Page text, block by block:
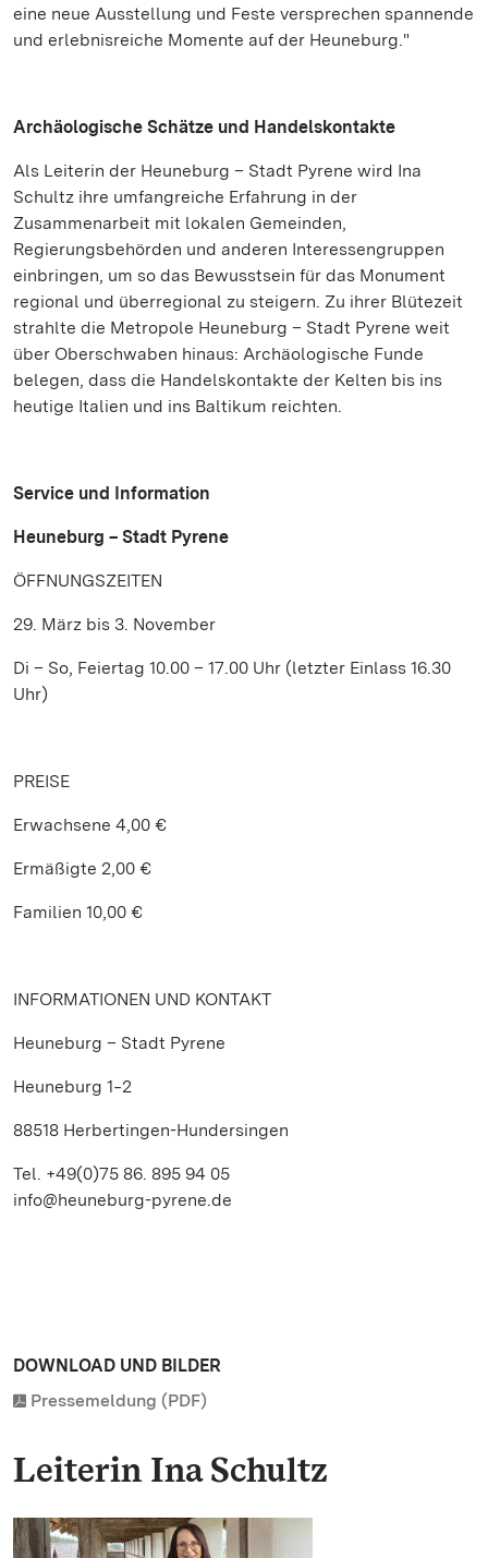
eine neue Ausstellung und Feste versprechen spannende
und erlebnisreiche Momente auf der Heuneburg."
Archäologische Schätze und Handelskontakte
Als Leiterin der Heuneburg – Stadt Pyrene wird Ina
Schultz ihre umfangreiche Erfahrung in der
Zusammenarbeit mit lokalen Gemeinden,
Regierungsbehörden und anderen Interessengruppen
einbringen, um so das Bewusstsein für das Monument
regional und überregional zu steigern. Zu ihrer Blütezeit
strahlte die Metropole Heuneburg – Stadt Pyrene weit
über Oberschwaben hinaus: Archäologische Funde
belegen, dass die Handelskontakte der Kelten bis ins
heutige Italien und ins Baltikum reichten.
Service und Information
Heuneburg – Stadt Pyrene
ÖFFNUNGSZEITEN
29. März bis 3. November
Di – So, Feiertag 10.00 – 17.00 Uhr (letzter Einlass 16.30
Uhr)
PREISE
Erwachsene 4,00 €
Ermäßigte 2,00 €
Familien 10,00 €
INFORMATIONEN UND KONTAKT
Heuneburg – Stadt Pyrene
Heuneburg 1‒2
88518 Herbertingen-Hundersingen
Tel. +49(0)75 86. 895 94 05
info@heuneburg-pyrene.de
DOWNLOAD UND BILDER
Pressemeldung (PDF)
Leiterin Ina Schultz